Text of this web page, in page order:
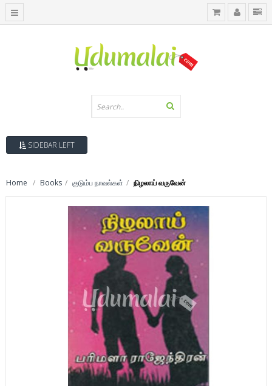
SIDEBAR LEFT
Home Books குடும்ப நாவல்கள் நிழலாய் வருவேன்